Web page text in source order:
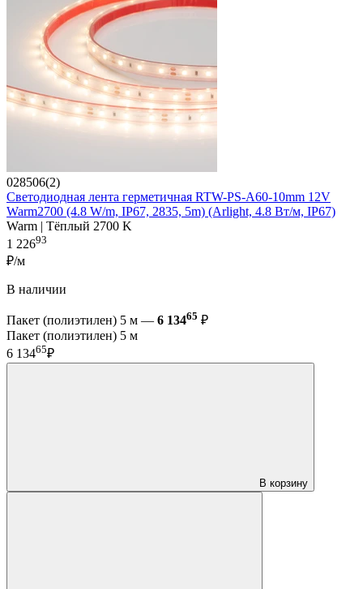
028506(2)
Светодиодная лента герметичная RTW-PS-A60-10mm 12V
Warm2700 (4.8 W/m, IP67, 2835, 5m) (Arlight, 4.8 Вт/м, IP67)
Warm | Тёплый 2700 K
1 22693
₽/м
В наличии
Пакет (полиэтилен) 5 м — 6 13465 ₽
Пакет (полиэтилен) 5 м
6 13465₽
В корзину